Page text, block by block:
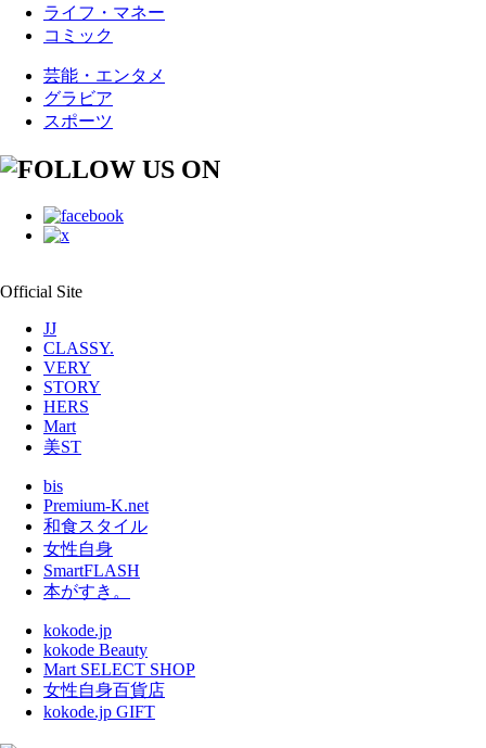
ライフ・マネー
コミック
芸能・エンタメ
グラビア
スポーツ
Official Site
JJ
CLASSY.
VERY
STORY
HERS
Mart
美ST
bis
Premium-K.net
和食スタイル
女性自身
SmartFLASH
本がすき。
kokode.jp
kokode Beauty
Mart SELECT SHOP
女性自身百貨店
kokode.jp GIFT